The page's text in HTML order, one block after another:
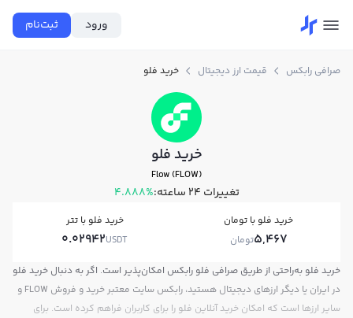
ورود ثبت‌نام
صرافی رابکس قیمت ارز دیجیتال خرید فلو
خرید فلو
Flow (FLOW)
تغییرات ۲۴ ساعته: 4.888%
خرید فلو با تومان
5,467تومان
خرید فلو با تتر
0.02942USDT
خرید فلو به‌راحتی از طریق صرافی فلو رابکس امکان‌پذیر است. اگر به دنبال خرید فلو
در ایران یا دیگر ارزهای دیجیتال هستید، رابکس سایت معتبر خرید و فروش FLOW و
سایر ارزها است که امکان خرید آنلاین فلو را برای کاربران فراهم کرده است. برای